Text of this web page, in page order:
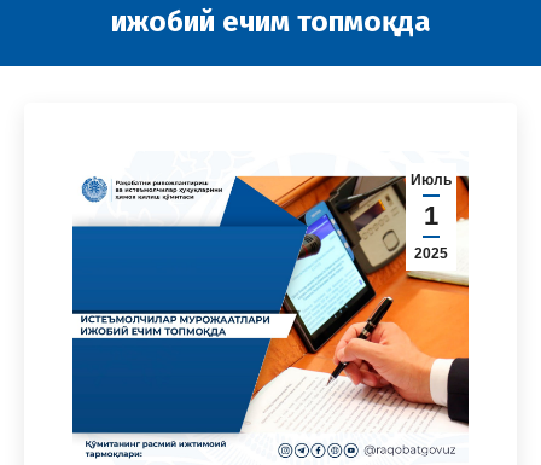
ижобий ечим топмоқда
Июль
1
2025